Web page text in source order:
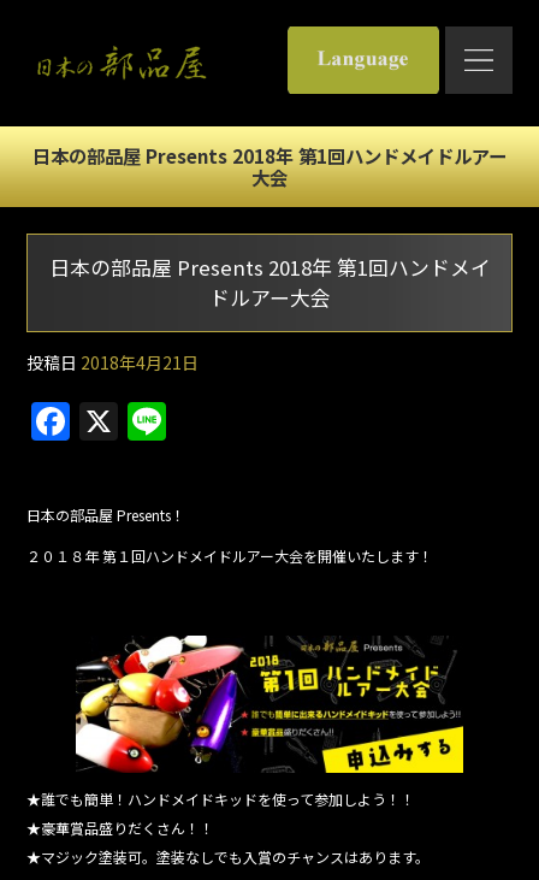
日本の部品屋 Presents 2018年 第1回ハンドメイドルアー
大会
日本の部品屋 Presents 2018年 第1回ハンドメイ
ドルアー大会
投稿日 2018年4月21日
F
a
c
e
b
o
k
X
e
日本の部品屋 Presents！
２０１８年 第１回ハンドメイドルアー大会を開催いたします！
★誰でも簡単！ハンドメイドキッドを使って参加しよう！！
★豪華賞品盛りだくさん！！
★マジック塗装可。塗装なしでも入賞のチャンスはあります。